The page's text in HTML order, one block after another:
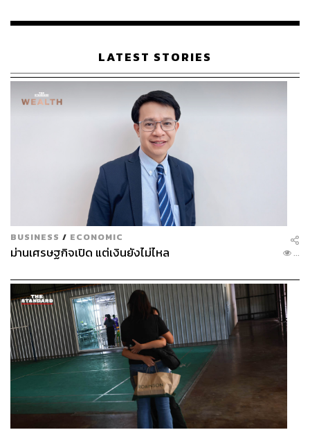
เรือนไทยที่ถูกซุกไว้
LATEST STORIES
BUSINESS / ECONOMIC
ม่านเศรษฐกิจเปิด แต่เงินยังไม่ไหล ...